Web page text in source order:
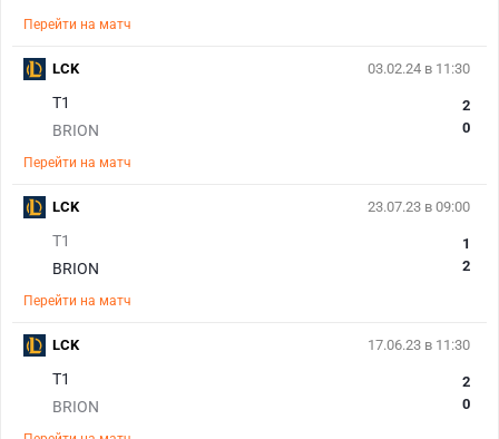
Перейти на матч
03.02.24 в 11:30
T1
BRION
2
0
Перейти на матч
LCK
23.07.23 в 09:00
T1
BRION
1
2
Перейти на матч
LCK
17.06.23 в 11:30
T1
BRION
2
0
LCK